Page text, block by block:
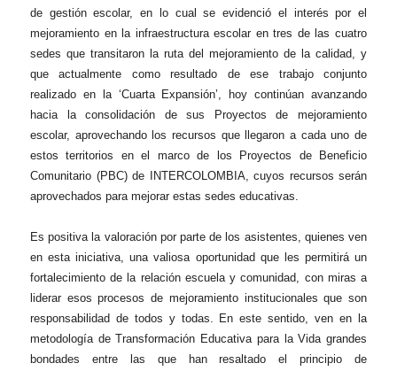
de gestión escolar, en lo cual se evidenció el interés por el
mejoramiento en la infraestructura escolar en tres de las cuatro
sedes que transitaron la ruta del mejoramiento de la calidad, y
que actualmente como resultado de ese trabajo conjunto
realizado en la ‘Cuarta Expansión’, hoy continúan avanzando
hacia la consolidación de sus Proyectos de mejoramiento
escolar, aprovechando los recursos que llegaron a cada uno de
estos territorios en el marco de los Proyectos de Beneficio
Comunitario (PBC) de INTERCOLOMBIA, cuyos recursos serán
aprovechados para mejorar estas sedes educativas.
Es positiva la valoración por parte de los asistentes, quienes ven
en esta iniciativa, una valiosa oportunidad que les permitirá un
fortalecimiento de la relación escuela y comunidad, con miras a
liderar esos procesos de mejoramiento institucionales que son
responsabilidad de todos y todas. En este sentido, ven en la
metodología de Transformación Educativa para la Vida grandes
bondades entre las que han resaltado el principio de